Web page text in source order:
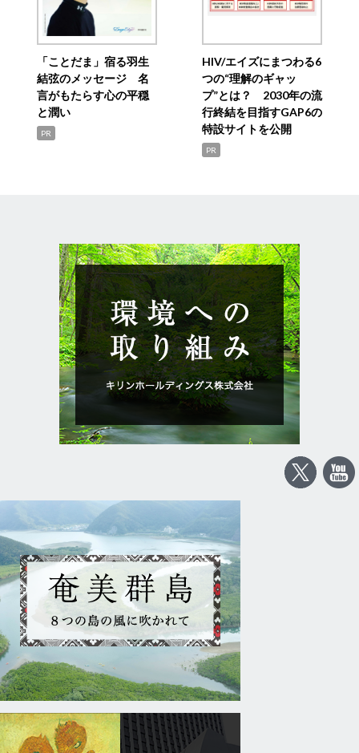
「ことだま」宿る羽生
結弦のメッセージ 名
言がもたらす心の平穏
と潤い
PR
HIV/エイズにまつわる6
つの“理解のギャッ
プ”とは？ 2030年の流
行終結を目指すGAP6の
特設サイトを公開
PR